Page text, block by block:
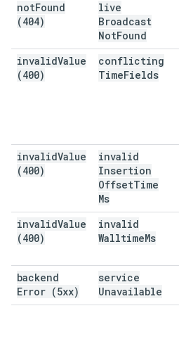
notFound
(404)
live
Broadcast
NotFound
invalidValue
(400)
conflicting
TimeFields
invalidValue
(400)
invalid
Insertion
OffsetTime
Ms
invalidValue
(400)
invalid
WalltimeMs
backend
Error (5xx)
service
Unavailable